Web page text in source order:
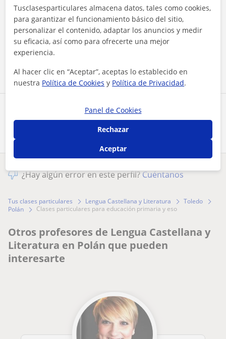
Comparte a este profesor
Al hacer clic, aceptas nuestro aviso legaly deprivacidad
¿Hay algún error en este perfil? Cuéntanos
Tus clases particulares Lengua Castellana y Literatura
Toledo
Polán
clases particulares para educación primaria y eso
Otros profesores de Lengua Castellana y
Literatura en Polán que pueden
interesarte
Tusclasesparticulares almacena datos, tales como cookies,
para garantizar el funcionamiento básico del sitio,
personalizar el contenido, adaptar los anuncios y medir
su eficacia, así como para ofrecerte una mejor
experiencia.
Al hacer clic en “Aceptar”, aceptas lo establecido en
nuestra Política de Cookies y Política de Privacidad.
Panel de Cookies
Rechazar
Aceptar